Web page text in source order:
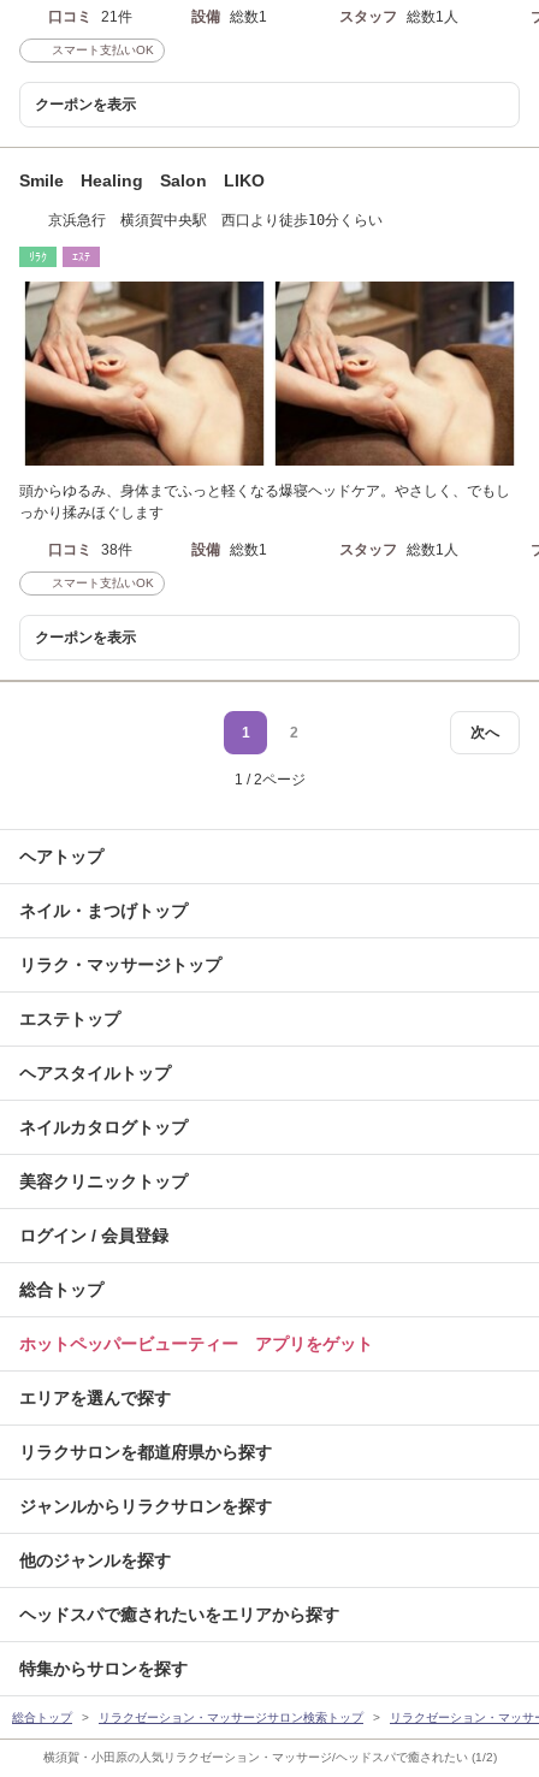
横須賀・小田原の人気リラクゼーション・マッサージ/ヘッドスパで癒されたい (1/2)
口コミ 21件 設備 総数1 スタッフ 総数1人
スマート支払いOK
クーポンを表示
Smile Healing Salon LIKO
京浜急行 横須賀中央駅 西口より徒歩10分くらい
ﾘﾗｸ ｴｽﾃ
頭からゆるみ、身体までふっと軽くなる爆寝ヘッドケア。やさしく、でもし
っかり揉みほぐします
口コミ 38件 設備 総数1 スタッフ 総数1人
スマート支払いOK
クーポンを表示
次へ
1 2
1 / 2ページ
ヘアトップ
ネイル・まつげトップ
リラク・マッサージトップ
エステトップ
ヘアスタイルトップ
ネイルカタログトップ
美容クリニックトップ
ログイン / 会員登録
総合トップ
ホットペッパービューティー アプリをゲット
エリアを選んで探す
リラクサロンを都道府県から探す
ジャンルからリラクサロンを探す
他のジャンルを探す
ヘッドスパで癒されたいをエリアから探す
特集からサロンを探す
総合トップ リラクゼーション・マッサージサロン検索トップ リラクゼーション・マッ